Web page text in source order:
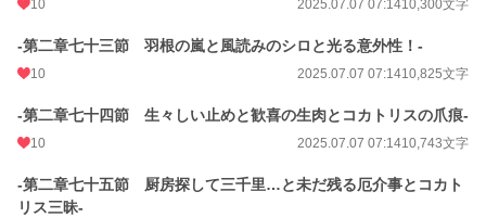
10 2025.07.07 07:1410,300文字
-第二章七十三節 羽根の嵐と風読みのシロと光る意外性！-
10 2025.07.07 07:1410,825文字
-第二章七十四節 生々しい止めと歓喜の生肉とコカトリスの爪痕-
10 2025.07.07 07:1410,743文字
-第二章七十五節 厨房探して三千里…と未だ残る厄介事とコカト
リス三昧-